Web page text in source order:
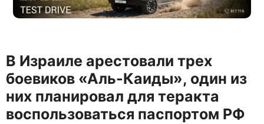
В Израиле арестовали трех
боевиков «Аль-Каиды», один из
них планировал для теракта
воспользоваться паспортом РФ